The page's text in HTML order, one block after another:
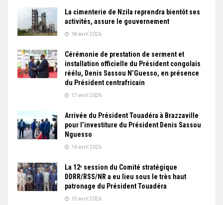
La cimenterie de Nzila reprendra bientôt ses
activités, assure le gouvernement
18 avril 2026
Cérémonie de prestation de serment et
installation officielle du Président congolais
réélu, Denis Sassou N’Guesso, en présence
du Président centrafricain
17 avril 2026
Arrivée du Président Touadéra à Brazzaville
pour l’investiture du Président Denis Sassou
Nguesso
16 avril 2026
La 12ᵉ session du Comité stratégique
DDRR/RSS/NR a eu lieu sous le très haut
patronage du Président Touadéra
15 avril 2026